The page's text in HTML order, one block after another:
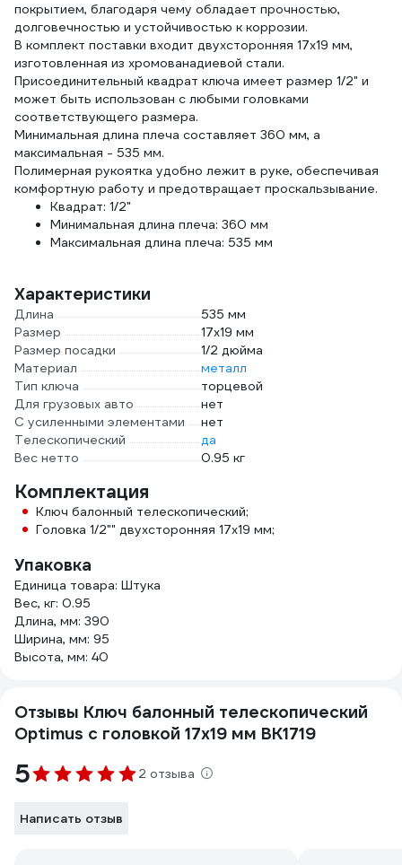
покрытием, благодаря чему обладает прочностью,
долговечностью и устойчивостью к коррозии.
В комплект поставки входит двухсторонняя 17х19 мм,
изготовленная из хромованадиевой стали.
Присоединительный квадрат ключа имеет размер 1/2" и
может быть использован с любыми головками
соответствующего размера.
Минимальная длина плеча составляет 360 мм, а
максимальная - 535 мм.
Полимерная рукоятка удобно лежит в руке, обеспечивая
комфортную работу и предотвращает проскальзывание.
Квадрат: 1/2"
Минимальная длина плеча: 360 мм
Максимальная длина плеча: 535 мм
Характеристики
Длина
535 мм
Размер
17х19 мм
Размер посадки
1/2 дюйма
Материал
металл
Тип ключа
торцевой
Для грузовых авто
нет
С усиленными элементами
нет
Телескопический
да
Вес нетто
0.95 кг
Комплектация
Ключ балонный телескопический;
Головка 1/2"" двухсторонняя 17х19 мм;
Упаковка
Единица товара: Штука
Вес, кг: 0.95
Длина, мм: 390
Ширина, мм: 95
Высота, мм: 40
Отзывы Ключ балонный телескопический
Optimus с головкой 17х19 мм BK1719
5 2 отзыва
Написать отзыв